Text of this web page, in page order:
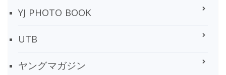
YJ PHOTO BOOK
UTB
ヤングマガジン